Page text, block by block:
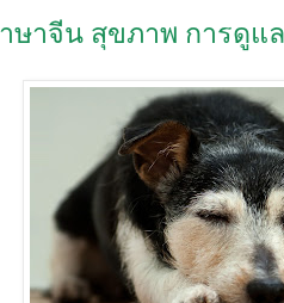
ษาจีน สุขภาพ การดูแ